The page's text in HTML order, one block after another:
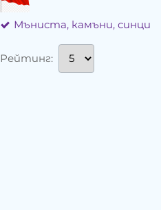
Мъниста, камъни, синци
Рейтинг: